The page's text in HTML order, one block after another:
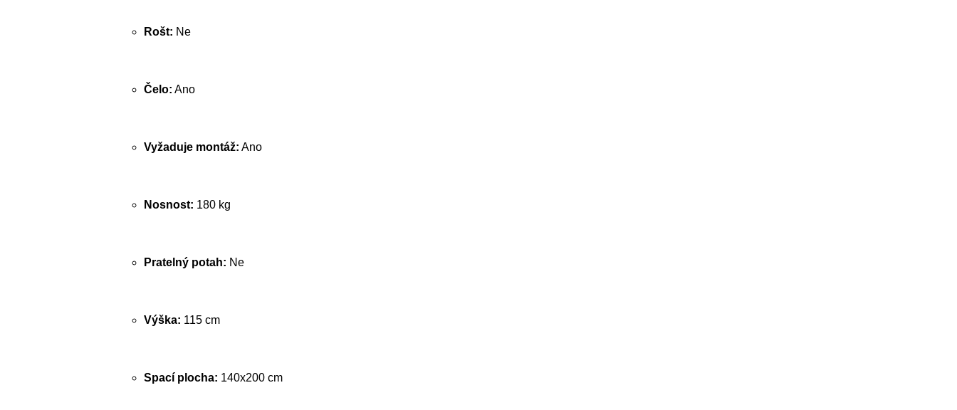
Rošt: Ne
Čelo: Ano
Vyžaduje montáž: Ano
Nosnost: 180 kg
Pratelný potah: Ne
Výška: 115 cm
Spací plocha: 140x200 cm